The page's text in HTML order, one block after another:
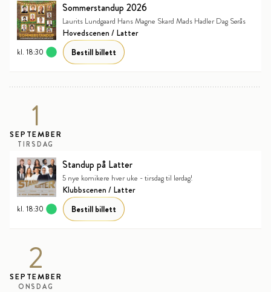
Sommerstandup 2026
Laurits Lundgaard Hans Magne Skard Mads Hadler Dag Sørås
Hovedscenen / Latter
kl. 18:30 Bestill billett
1
SEPTEMBER
TIRSDAG
Standup på Latter
5 nye komikere hver uke - tirsdag til lørdag!
Klubbscenen / Latter
kl. 18:30 Bestill billett
2
SEPTEMBER
ONSDAG